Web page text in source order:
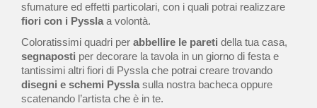
sfumature ed effetti particolari, con i quali potrai realizzare
fiori con i Pyssla a volontà.
Coloratissimi quadri per abbellire le pareti della tua casa,
segnaposti per decorare la tavola in un giorno di festa e
tantissimi altri fiori di Pyssla che potrai creare trovando
disegni e schemi Pyssla sulla nostra bacheca oppure
scatenando l’artista che è in te.